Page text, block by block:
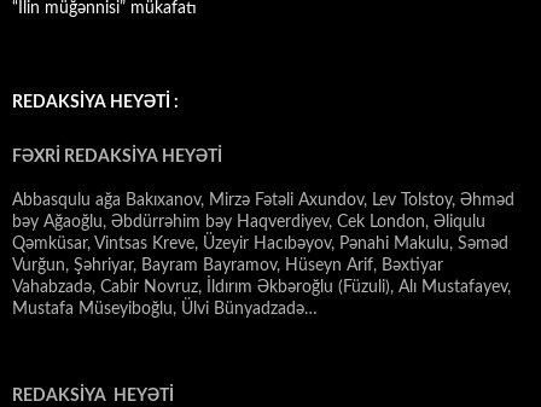
“İlin müğənnisi” mükafatı
REDAKSİYA HEYƏTİ :
FƏXRİ REDAKSİYA HEYƏTİ
Abbasqulu ağa Bakıxanov, Mirzə Fətəli Axundov, Lev Tolstoy, Əhməd
bəy Ağaoğlu, Əbdürrəhim bəy Haqverdiyev, Cek London, Əliqulu
Qəmküsar, Vintsas Kreve, Üzeyir Hacıbəyov, Pənahi Makulu, Səməd
Vurğun, Şəhriyar, Bayram Bayramov, Hüseyn Arif, Bəxtiyar
Vahabzadə, Cabir Novruz, İldırım Əkbəroğlu (Füzuli), Alı Mustafayev,
Mustafa Müseyiboğlu, Ülvi Bünyadzadə…
REDAKSİYA HEYƏTİ